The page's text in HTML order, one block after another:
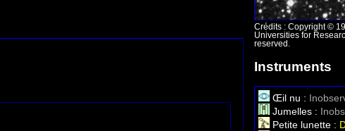
Crédits : Copyright ©
Universities for
reserved.
Instruments
Œil nu :
Jumelles :
Petite lunette :